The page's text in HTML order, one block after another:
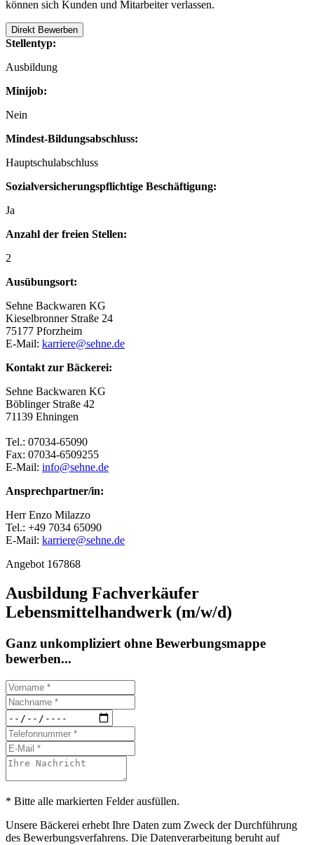
können sich Kunden und Mitarbeiter verlassen.
Direkt Bewerben
Stellentyp:
Ausbildung
Minijob:
Nein
Mindest-Bildungsabschluss:
Hauptschulabschluss
Sozialversicherungspflichtige Beschäftigung:
Ja
Anzahl der freien Stellen:
2
Ausübungsort:
Sehne Backwaren KG
Kieselbronner Straße 24
75177 Pforzheim
E-Mail: karriere@sehne.de
Kontakt zur Bäckerei:
Sehne Backwaren KG
Böblinger Straße 42
71139 Ehningen
Tel.: 07034-65090
Fax: 07034-6509255
E-Mail: info@sehne.de
Ansprechpartner/in:
Herr Enzo Milazzo
Tel.: +49 7034 65090
E-Mail: karriere@sehne.de
Angebot 167868
Ausbildung Fachverkäufer
Lebensmittelhandwerk (m/w/d)
Ganz unkompliziert ohne Bewerbungsmappe
bewerben...
* Bitte alle markierten Felder ausfüllen.
Unsere Bäckerei erhebt Ihre Daten zum Zweck der Durchführung
des Bewerbungsverfahrens. Die Datenverarbeitung beruht auf